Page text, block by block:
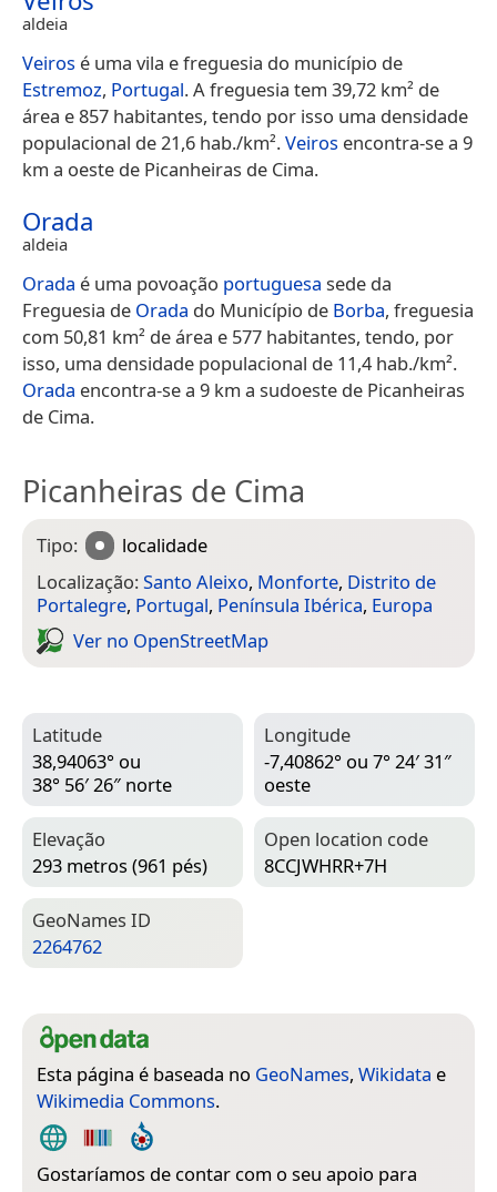
aldeia
Veiros é uma vila e freguesia do município de
Estremoz, Portugal. A freguesia tem 39,72 km² de
área e 857 habitantes, tendo por isso uma densidade
populacional de 21,6 hab./km².Veiros encontra-se a 9
km a oeste de Picanheiras de Cima.
Orada
aldeia
Orada é uma povoação portuguesa sede da
Freguesia de Orada do Município de Borba, freguesia
com 50,81 km² de área e 577 habitantes, tendo, por
isso, uma densidade populacional de 11,4 hab./km².
Orada encontra-se a 9 km a sudoeste de Picanheiras
de Cima.
Picanheiras de Cima
Tipo:
localidade
Localização:Santo Aleixo, Monforte, Distrito de
Portalegre, Portugal, Península Ibérica, Europa
Ver no Open­Street­Map
Latitude
38,94063° ou
38° 56′ 26″ norte
Longitude
-7,40862° ou 7° 24′ 31″
oeste
Elevação
293 metros (961 pés)
Open location code
8CCJWHRR+7H
Geo­Names ID
2264762
Esta página é baseada no GeoNames, Wikidata e
Wikimedia Commons.
Gostaríamos de contar com o seu apoio para